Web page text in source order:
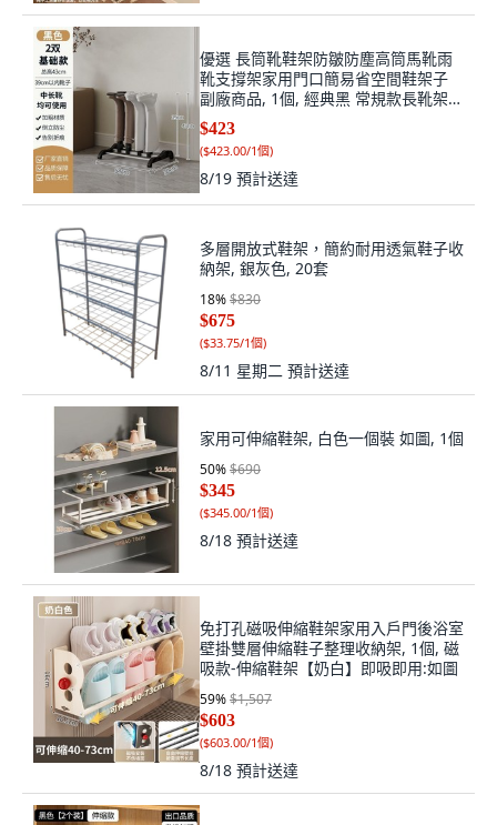
優選 長筒靴鞋架防皺防塵高筒馬靴雨
靴支撐架家用門口簡易省空間鞋架子
副廠商品, 1個, 經典黑 常規款長靴架 -
防皺防塵, 長靴專屬/省空間收納
$423
($423.00/1個)
8/19 預計送達
多層開放式鞋架，簡約耐用透氣鞋子收
納架, 銀灰色, 20套
18%$830
$675
($33.75/1個)
8/11 星期二 預計送達
家用可伸縮鞋架, 白色一個裝 如圖, 1個
50%$690
$345
($345.00/1個)
8/18 預計送達
免打孔磁吸伸縮鞋架家用入戶門後浴室
壁掛雙層伸縮鞋子整理收納架, 1個, 磁
吸款-伸縮鞋架【奶白】即吸即用:如圖
59%$1,507
$603
($603.00/1個)
8/18 預計送達